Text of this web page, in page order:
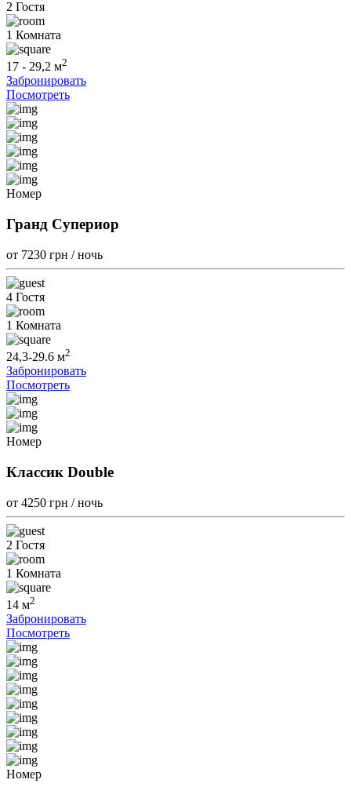
2 Гостя
1 Комната
17 - 29,2 м2
Забронировать
Посмотреть
Номер
Гранд Супериор
от 7230 грн / ночь
4 Гостя
1 Комната
24,3-29.6 м2
Забронировать
Посмотреть
Номер
Классик Double
от 4250 грн / ночь
2 Гостя
1 Комната
14 м2
Забронировать
Посмотреть
Номер